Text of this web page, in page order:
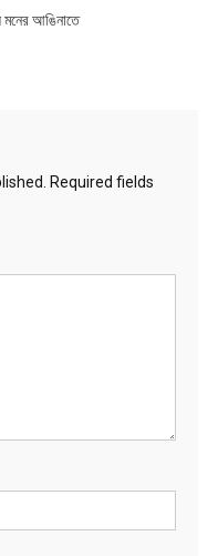
আঙিনাতে
Required fields